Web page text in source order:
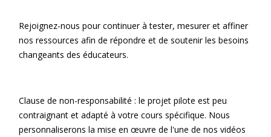
Rejoignez-nous pour continuer à tester, mesurer et affiner
nos ressources afin de répondre et de soutenir les besoins
changeants des éducateurs.
Clause de non-responsabilité : le projet pilote est peu
contraignant et adapté à votre cours spécifique. Nous
personnaliserons la mise en œuvre de l'une de nos vidéos